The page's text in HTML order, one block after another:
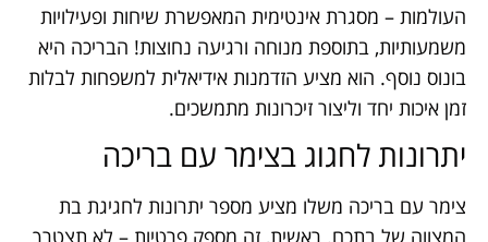
העולמות – מסגרת אינטימית המאפשרת שיחות ופעילויות
משמעותיות, בתוספת מנוחה ורגיעה נחוצות! הבריכה היא
בונוס נוסף. הוא מציע הזדמנות אידיאלית למשפחות לבלות
זמן איכות יחד וליצור זיכרונות מתמשכים.
יתרונות לחגוג בצימר עם בריכה
צימר עם בריכה משלו מציע מספר יתרונות לחגיגת בת
המצווה של בתכם. ראשית, זה מספק פרטיות – לא תצטרך